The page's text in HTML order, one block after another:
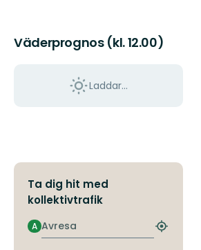
Väderprognos (kl. 12.00)
Laddar...
Ta dig hit med
kollektivtrafik
Avresa
A
Hitta